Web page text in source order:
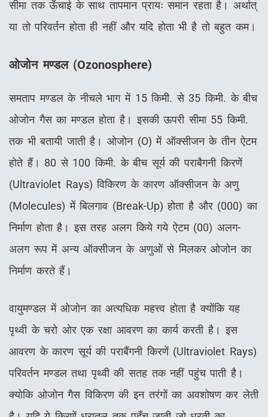
सीमा तक ऊँचाई के साथ तापमान प्रायः समान रहता है। अर्थात्
या तो परिवर्तन होता ही नहीं और यदि होता भी है तो बहुत कम।
ओजोन मण्डल (Ozonosphere)
समताप मण्डल के नीचले भाग में 15 किमी. से 35 किमी. के बीच
ओजोन गैस का मण्डल होता है। इसकी ऊपरी सीमा 55 किमी.
तक भी बतायी जाती है। ओजोन (O) में ऑक्सीजन के तीन ऐटम
होते हैं। 80 से 100 किमी. के बीच सूर्य की पराबैगनी किरणें
(Ultraviolet Rays) विकिरण के कारण ऑक्सीजन के अणु
(Molecules) में बिलगाव (Break-Up) होता है और (000) का
निर्माण होता है। इस तरह अलग किये गये ऐटम (00) अलग-
अलग रूप में अन्य ऑक्सीजन के अणुओं से मिलकर ओजोन का
निर्माण करते हैं।
वायुमण्डल में ओजोन का अत्यधिक महत्त्व होता है क्योंकि यह
पृथ्वी के चरो ओर एक रक्षा आवरण का कार्य करती है। इस
आवरण के कारण सूर्य की पराबैंगनी किरणें (Ultraviolet Rays)
परिवर्तन मण्डल तथा पृथ्वी की सतह तक नहीं पहुंच पाती है।
क्योकि ओजोन गैस विकिरण की इन तरंगों का अवशोषण कर लेती